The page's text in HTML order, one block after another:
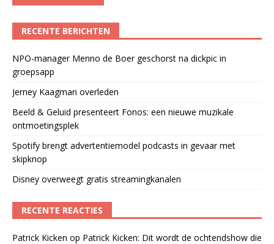
RECENTE BERICHTEN
NPO-manager Menno de Boer geschorst na dickpic in
groepsapp
Jerney Kaagman overleden
Beeld & Geluid presenteert Fonos: een nieuwe muzikale
ontmoetingsplek
Spotify brengt advertentiemodel podcasts in gevaar met
skipknop
Disney overweegt gratis streamingkanalen
RECENTE REACTIES
Patrick Kicken op Patrick Kicken: Dit wordt de ochtendshow die